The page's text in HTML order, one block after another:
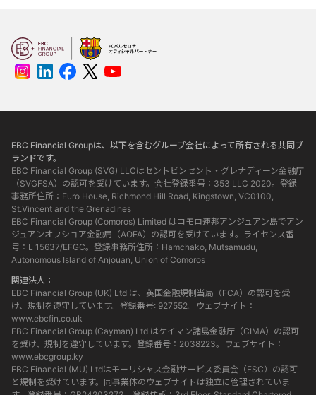
EBC Financial Groupは、以下を含むグループ会社によって所有される共同ブ
ランドです。
EBC Financial Group (SVG) LLCはセントビンセント・グレナディーン金融庁
（SVGFSA）の認可を受けています。会社登録番号：353 LLC 2020。登録
事務所住所：Euro House, Richmond Hill Road, Kingstown, VC0100,
St.Vincent and the Grenadines
EBC Financial Group (Comoros) Limited はコモロ連邦アンジュアン島でアン
ジュアンオフショア金融局（AOFA）の認可を受けています。ライセンス番
号：L 15637/EFGC。登録事務所住所：Hamchako, Mutsamudu,
Autonomous Island of Anjouan, Union of Comoros
関連法人：
EBC Financial Group (UK) Ltd は、英国金融規制当局（FCA）の認可を受
け、規制を遵守しています。登録番号: 927552。ウェブサイト：
www.ebcfin.co.uk
EBC Financial Group (Cayman) Ltd はケイマン諸島金融庁（CIMA）の認可
を受け、規制を遵守しています。登録番号：2038223。ウェブサイト：
www.ebcgroup.ky
EBC Financial (MU) Ltdはモーリシャス金融サービス委員会（FSC）の認可
と規制を受けています。同事業体のウェブサイトは独立に管理されていま